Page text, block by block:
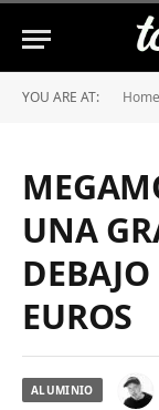
YOU ARE AT: Home
UNA
EUROS
ALUMINIO